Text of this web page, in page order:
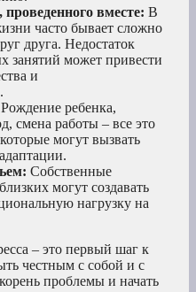
вместе: В
часто бывает сложно
друга. Недостаток
занятий может привести
и
Рождение ребенка,
смена работы – все это
могут вызвать
Собственные
могут создавать
нагрузку на
– это первый шаг к
честным с собой и с
проблемы и начать